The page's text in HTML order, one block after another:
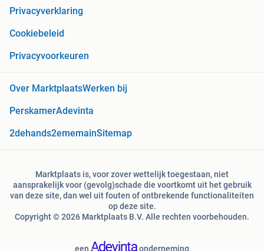
Privacyverklaring
Cookiebeleid
Privacyvoorkeuren
Over MarktplaatsWerken bij
PerskamerAdevinta
2dehands2ememainSitemap
Marktplaats is, voor zover wettelijk toegestaan, niet
aansprakelijk voor (gevolg)schade die voortkomt uit het gebruik
van deze site, dan wel uit fouten of ontbrekende functionaliteiten
op deze site.
Copyright © 2026 Marktplaats B.V. Alle rechten voorbehouden.
een onderneming